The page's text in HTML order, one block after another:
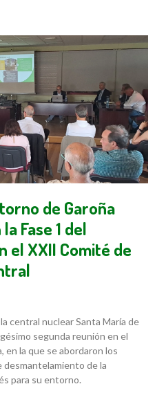
de Garoña
Fase 1 del
el XXII Comité de
central nuclear Santa María de
segunda reunión en el
en la que se abordaron los
desmantelamiento de la
para su entorno.